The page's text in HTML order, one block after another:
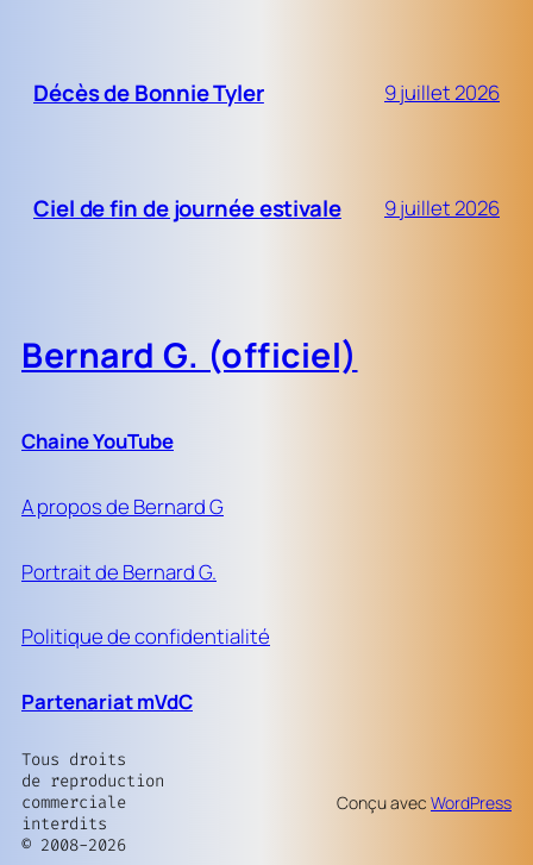
Décès de Bonnie Tyler 9 juillet 2026
Ciel de fin de journée estivale 9 juillet 2026
Bernard G. (officiel)
Chaine YouTube
A propos de Bernard G
Portrait de Bernard G.
Politique de confidentialité
Partenariat mVdC
Tous droits
de reproduction
commerciale
interdits
© 2008-2026
Conçu avec WordPress